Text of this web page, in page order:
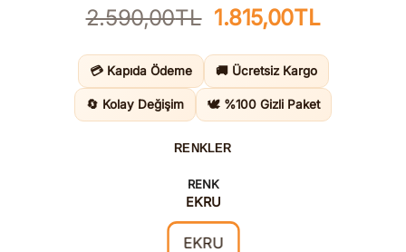
2.590,00TL Orijinal
2.590,00TL.
1.815,00TLŞu
💳 Kapıda Ödeme 🚚 Ücretsiz Kargo
🔄 Kolay Değişim 🕊️ %100 Gizli Paket
RENKLER
RENK
EKRU
EKRU